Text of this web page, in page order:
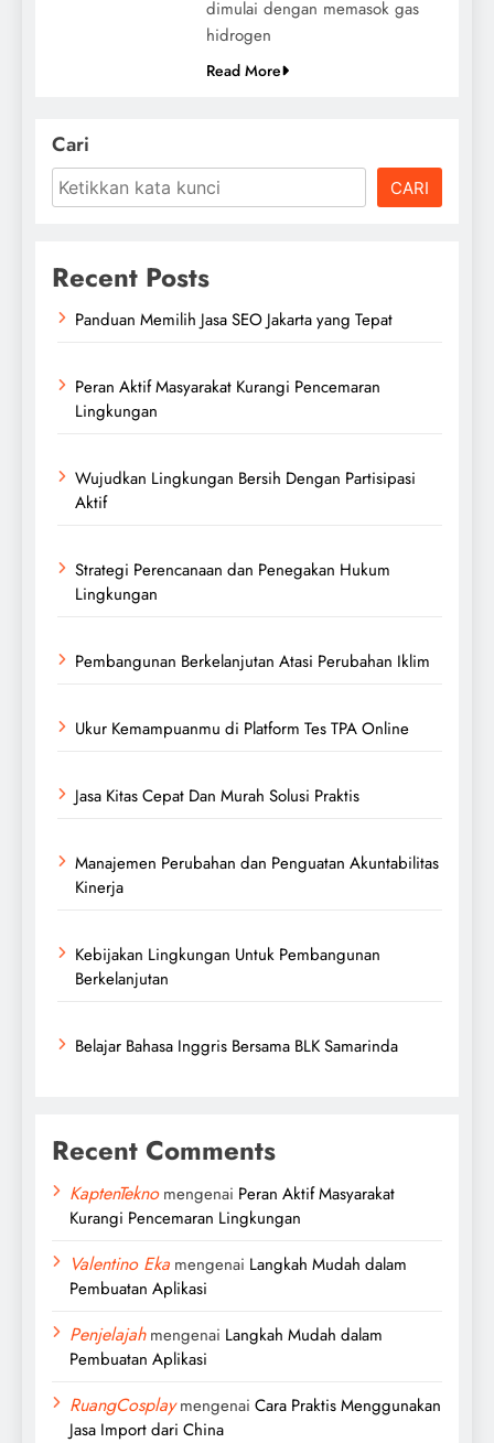
dimulai dengan memasok gas
hidrogen
Read More
Cari
CARI
Recent Posts
Panduan Memilih Jasa SEO Jakarta yang Tepat
Peran Aktif Masyarakat Kurangi Pencemaran
Lingkungan
Wujudkan Lingkungan Bersih Dengan Partisipasi
Aktif
Strategi Perencanaan dan Penegakan Hukum
Lingkungan
Pembangunan Berkelanjutan Atasi Perubahan Iklim
Ukur Kemampuanmu di Platform Tes TPA Online
Jasa Kitas Cepat Dan Murah Solusi Praktis
Manajemen Perubahan dan Penguatan Akuntabilitas
Kinerja
Kebijakan Lingkungan Untuk Pembangunan
Berkelanjutan
Belajar Bahasa Inggris Bersama BLK Samarinda
Recent Comments
KaptenTeknomengenai Peran Aktif Masyarakat
Kurangi Pencemaran Lingkungan
Valentino Eka mengenai Langkah Mudah dalam
Pembuatan Aplikasi
Penjelajahmengenai Langkah Mudah dalam
Pembuatan Aplikasi
RuangCosplaymengenai Cara Praktis Menggunakan
Jasa Import dari China